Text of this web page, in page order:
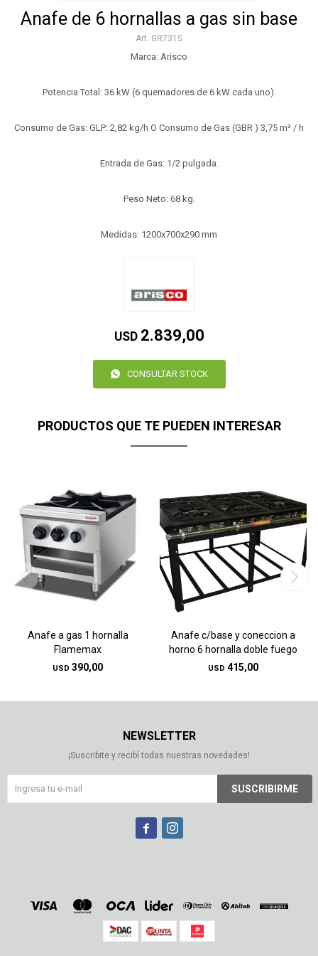
Anafe de 6 hornallas a gas sin base
GR731S
Marca: Arisco
Potencia Total: 36 kW (6 quemadores de 6 kW cada uno).
Consumo de Gas: GLP: 2,82 kg/h O Consumo de Gas (GBR ) 3,75 m³ / h
Entrada de Gas: 1/2 pulgada.
​Peso Neto: 68 kg.
Medidas: 1200x700x290 mm
USD 2.839,00
CONSULTAR STOCK
PRODUCTOS QUE TE PUEDEN INTERESAR
Anafe a gas 1 hornalla
Flamemax
USD 390,00
Anafe c/base y coneccion a
horno 6 hornalla doble fuego
USD 415,00
NEWSLETTER
¡Suscribite y recibí todas nuestras novedades!
SUSCRIBIRME
 